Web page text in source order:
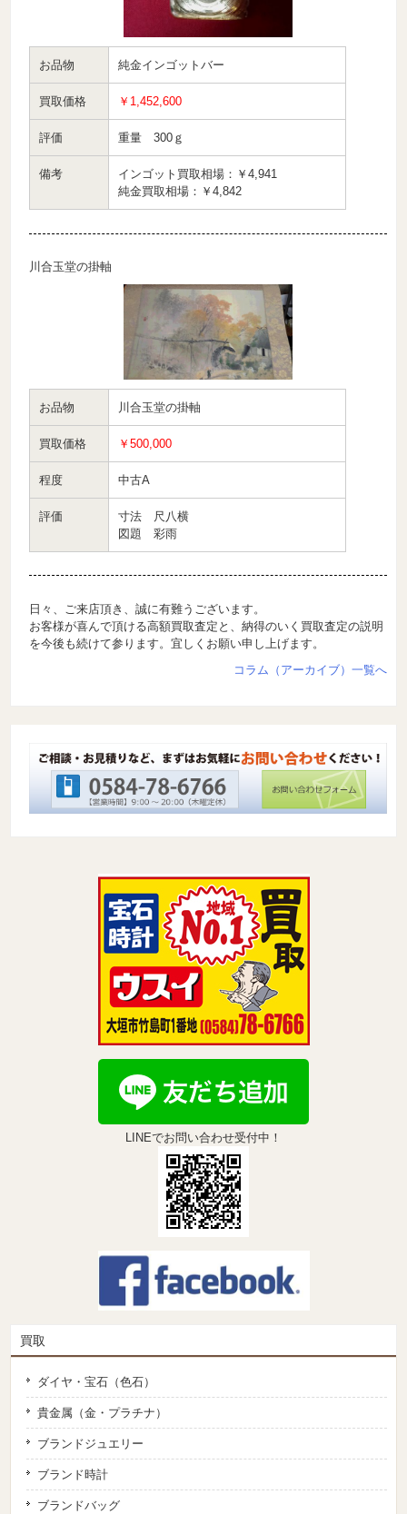
お品物 純金インゴットバー
買取価格 ￥1,452,600
評価 重量 300ｇ
備考
インゴット買取相場：￥4,941
純金買取相場：￥4,842
川合玉堂の掛軸
お品物 川合玉堂の掛軸
買取価格 ￥500,000
程度 中古A
評価
寸法 尺八横
図題 彩雨
日々、ご来店頂き、誠に有難うございます。
お客様が喜んで頂ける高額買取査定と、納得のいく買取査定の説明
を今後も続けて参ります。宜しくお願い申し上げます。
コラム（アーカイブ）一覧へ
LINEでお問い合わせ受付中！
買取
ダイヤ・宝石（色石）
貴金属（金・プラチナ）
ブランドジュエリー
ブランド時計
ブランドバッグ